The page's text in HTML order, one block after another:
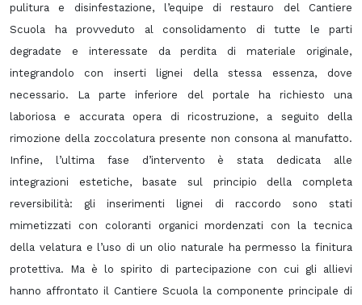
pulitura e disinfestazione, l’equipe di restauro del Cantiere
Scuola ha provveduto al consolidamento di tutte le parti
degradate e interessate da perdita di materiale originale,
integrandolo con inserti lignei della stessa essenza, dove
necessario. La parte inferiore del portale ha richiesto una
laboriosa e accurata opera di ricostruzione, a seguito della
rimozione della zoccolatura presente non consona al manufatto.
Infine, l’ultima fase d’intervento è stata dedicata alle
integrazioni estetiche, basate sul principio della completa
reversibilità: gli inserimenti lignei di raccordo sono stati
mimetizzati con coloranti organici mordenzati con la tecnica
della velatura e l’uso di un olio naturale ha permesso la finitura
protettiva. Ma è lo spirito di partecipazione con cui gli allievi
hanno affrontato il Cantiere Scuola la componente principale di